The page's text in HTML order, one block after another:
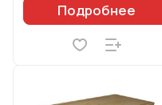
Подробнее